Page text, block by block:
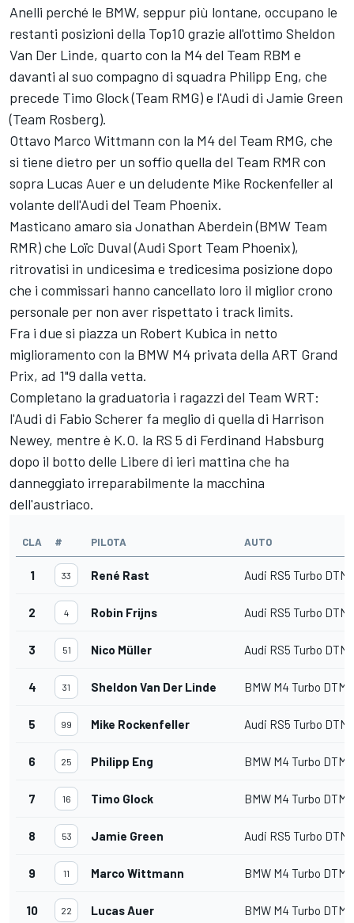
Anelli perché le BMW, seppur più lontane, occupano le
restanti posizioni della Top10 grazie all'ottimo Sheldon
Van Der Linde, quarto con la M4 del Team RBM e
davanti al suo compagno di squadra Philipp Eng, che
precede Timo Glock (Team RMG) e l'Audi di Jamie Green
(Team Rosberg).
Ottavo Marco Wittmann con la M4 del Team RMG, che
si tiene dietro per un soffio quella del Team RMR con
sopra Lucas Auer e un deludente Mike Rockenfeller al
volante dell'Audi del Team Phoenix.
Masticano amaro sia Jonathan Aberdein (BMW Team
RMR) che Loïc Duval (Audi Sport Team Phoenix),
ritrovatisi in undicesima e tredicesima posizione dopo
che i commissari hanno cancellato loro il miglior crono
personale per non aver rispettato i track limits.
Fra i due si piazza un Robert Kubica in netto
miglioramento con la BMW M4 privata della ART Grand
Prix, ad 1"9 dalla vetta.
Completano la graduatoria i ragazzi del Team WRT:
l'Audi di Fabio Scherer fa meglio di quella di Harrison
Newey, mentre è K.O. la RS 5 di Ferdinand Habsburg
dopo il botto delle Libere di ieri mattina che ha
danneggiato irreparabilmente la macchina
dell'austriaco.
CLA # PILOTA AUTO
1 33 René Rast Audi RS5 Turbo DTM
2 4 Robin Frijns Audi RS5 Turbo DTM
3 51 Nico Müller Audi RS5 Turbo DTM
4 31 Sheldon Van Der Linde BMW M4 Turbo DTM
5 99 Mike Rockenfeller Audi RS5 Turbo DTM
6 25 Philipp Eng BMW M4 Turbo DTM
7 16 Timo Glock BMW M4 Turbo DTM
8 53 Jamie Green Audi RS5 Turbo DTM
9 11 Marco Wittmann BMW M4 Turbo DTM
10 22 Lucas Auer BMW M4 Turbo DTM